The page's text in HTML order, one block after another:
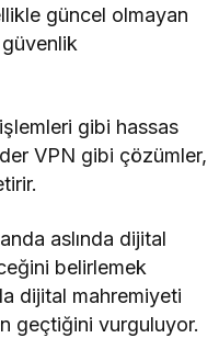
güncel olmayan
güvenlik
gibi hassas
VPN gibi çözümler,
aslında dijital
belirlemek
dijital mahremiyeti
geçtiğini vurguluyor.